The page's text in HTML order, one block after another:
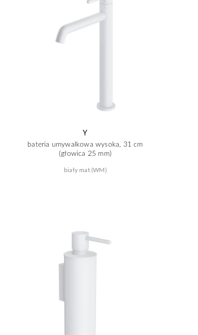
Y
bateria umywalkowa wysoka, 31 cm
(głowica 25 mm)
biały mat (WM)